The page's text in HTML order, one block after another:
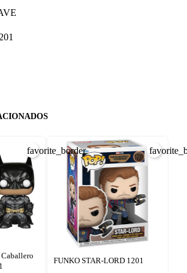
favorite_border
FUNKO STAR-LORD 1201